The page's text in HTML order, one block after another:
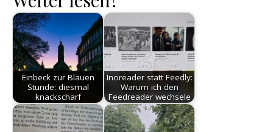
Einbeck zur Blauen
Stunde: diesmal
knackscharf
Inoreader statt Feedly:
Warum ich den
Feedreader wechsele